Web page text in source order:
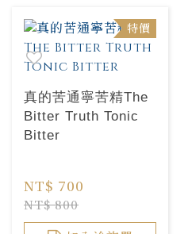
特價
真的苦通寧苦精The
Bitter Truth Tonic
Bitter
NT$ 700
NT$ 800